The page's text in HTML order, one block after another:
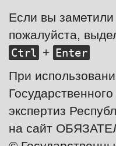
Если вы
пожалуйста,
Ctrl + Enter
При
экспертиз
на сайт